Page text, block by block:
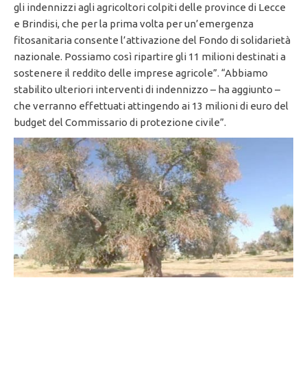
gli indennizzi agli agricoltori colpiti delle province di Lecce
e Brindisi, che per la prima volta per un’emergenza
fitosanitaria consente l’attivazione del Fondo di solidarietà
nazionale. Possiamo così ripartire gli 11 milioni destinati a
sostenere il reddito delle imprese agricole”. “Abbiamo
stabilito ulteriori interventi di indennizzo – ha aggiunto –
che verranno effettuati attingendo ai 13 milioni di euro del
budget del Commissario di protezione civile”.